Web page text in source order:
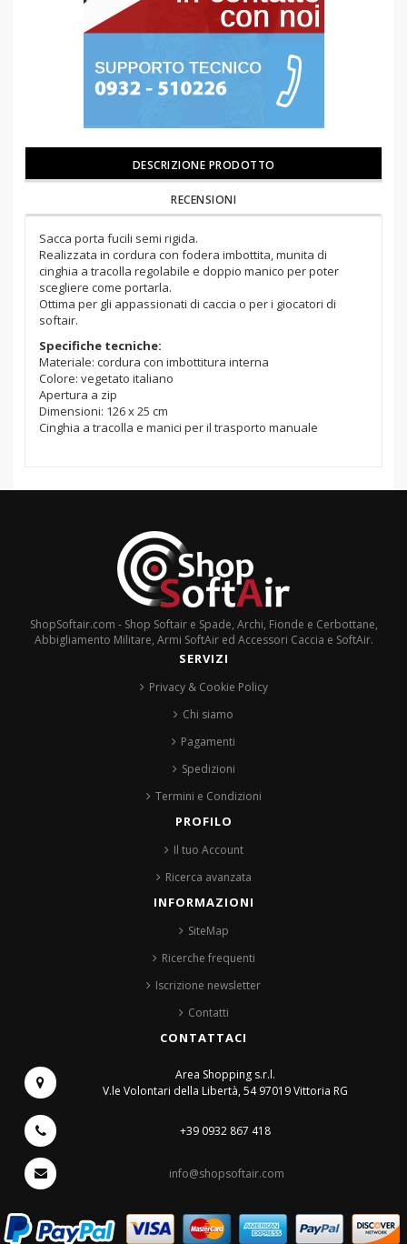
DESCRIZIONE PRODOTTO
RECENSIONI
Sacca porta fucili semi rigida.
Realizzata in cordura con fodera imbottita, munita di
cinghia a tracolla regolabile e doppio manico per poter
scegliere come portarla.
Ottima per gli appassionati di caccia o per i giocatori di
softair.
Specifiche tecniche:
Materiale: cordura con imbottitura interna
Colore: vegetato italiano
Apertura a zip
Dimensioni: 126 x 25 cm
Cinghia a tracolla e manici per il trasporto manuale
ShopSoftair.com - Shop Softair e Spade, Archi, Fionde e Cerbottane,
Abbigliamento Militare, Armi SoftAir ed Accessori Caccia e SoftAir.
SERVIZI
Privacy & Cookie Policy
Chi siamo
Pagamenti
Spedizioni
Termini e Condizioni
PROFILO
Il tuo Account
Ricerca avanzata
INFORMAZIONI
SiteMap
Ricerche frequenti
Iscrizione newsletter
Contatti
CONTATTACI
Area Shopping s.r.l.
V.le Volontari della Libertà, 5497019 Vittoria RG
+39 0932 867 418
info@shopsoftair.com